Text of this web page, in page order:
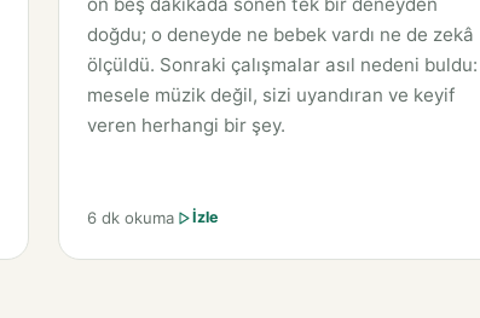
doğdu; o deneyde ne bebek vardı ne de zekâ
ölçüldü. Sonraki çalışmalar asıl nedeni buldu:
mesele müzik değil, sizi uyandıran ve keyif
veren herhangi bir şey.
6 dk okuma İzle